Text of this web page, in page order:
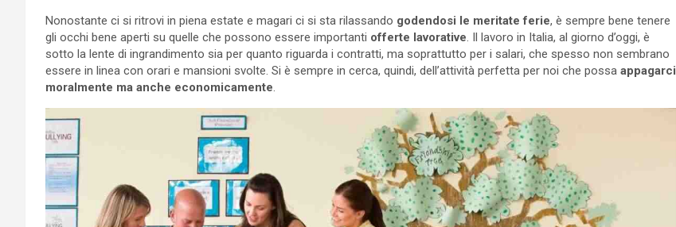
Nonostante ci si ritrovi in piena estate e magari ci si sta rilassando godendosi le meritate ferie, è sempre bene tenere
gli occhi bene aperti su quelle che possono essere importanti offerte lavorative . Il lavoro in Italia, al giorno d’oggi, è
sotto la lente di ingrandimento sia per quanto riguarda i contratti, ma soprattutto per i salari, che spesso non sembrano
essere in linea con orari e mansioni svolte. Si è sempre in cerca, quindi, dell’attività perfetta per noi che possa appagarci
moralmente ma anche economicamente